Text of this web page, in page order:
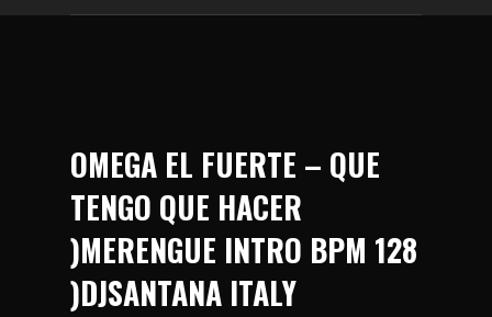
OMEGA EL FUERTE – QUE
TENGO QUE HACER
)MERENGUE INTRO BPM 128
)DJSANTANA ITALY